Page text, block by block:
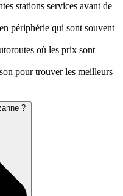
stations services avant de
périphérie qui sont souvent
où les prix sont
pour trouver les meilleurs
?